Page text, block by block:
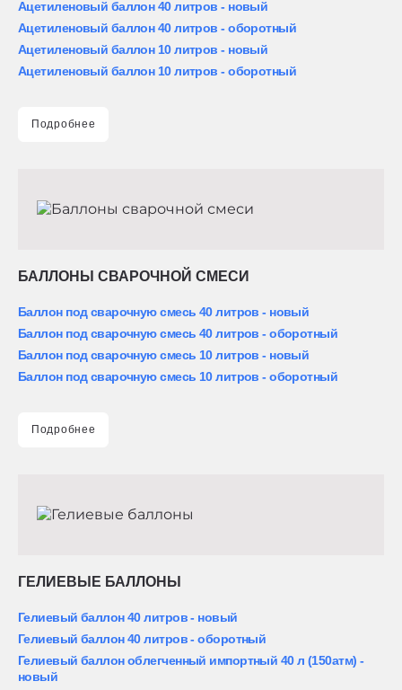
Ацетиленовый баллон 40 литров - новый
Ацетиленовый баллон 40 литров - оборотный
Ацетиленовый баллон 10 литров - новый
Ацетиленовый баллон 10 литров - оборотный
Подробнее
БАЛЛОНЫ СВАРОЧНОЙ СМЕСИ
Баллон под сварочную смесь 40 литров - новый
Баллон под сварочную смесь 40 литров - оборотный
Баллон под сварочную смесь 10 литров - новый
Баллон под сварочную смесь 10 литров - оборотный
Подробнее
ГЕЛИЕВЫЕ БАЛЛОНЫ
Гелиевый баллон 40 литров - новый
Гелиевый баллон 40 литров - оборотный
Гелиевый баллон облегченный импортный 40 л (150атм) -
новый